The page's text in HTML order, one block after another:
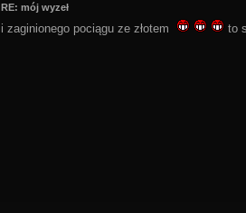
RE: mój wyzeł
i zaginionego pociągu ze złotem to